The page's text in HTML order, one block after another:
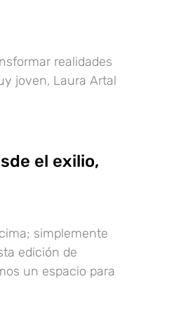
realidades
joven, Laura Artal
el exilio,
simplemente
edición de
un espacio para